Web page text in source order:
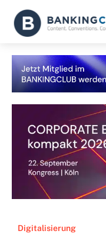
Digitalisierung